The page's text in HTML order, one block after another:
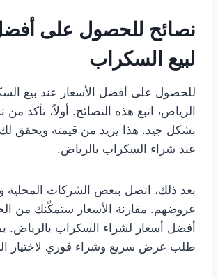
نصائح للحصول على
لبيع السكراب
للحصول على أفضل الأسعار عند بيع
الرياض، اتبع هذه النصائح. أولاً، تأكد
بشكل جيد. هذا يزيد من قيمته ويحقق
عند شراء السكراب بالرياض.
بعد ذلك، اتصل ببعض الشركات
عروضهم. مقارنة الأسعار ستمكّنك من
أفضل أسعار لشراء السكراب بالرياض.
طلب عرض سريع وشراء فوري لاختيار